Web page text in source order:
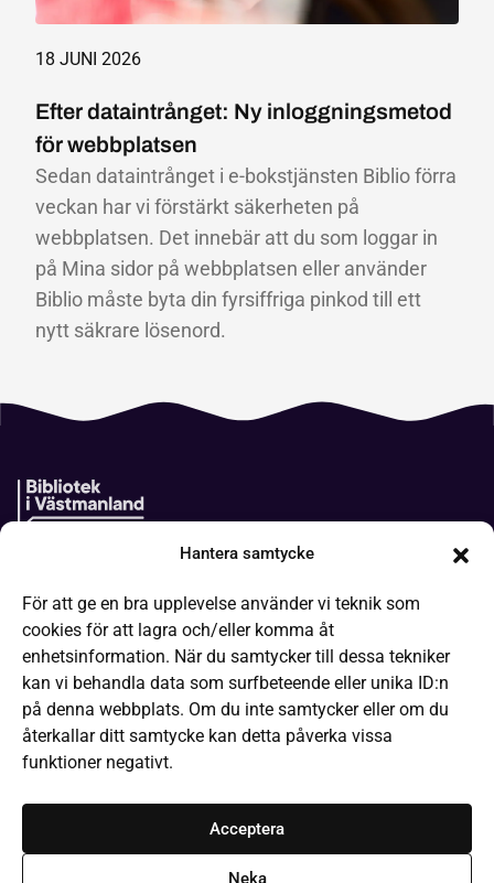
Hantera samtycke
För att ge en bra upplevelse använder vi teknik som
cookies för att lagra och/eller komma åt
enhetsinformation. När du samtycker till dessa tekniker
kan vi behandla data som surfbeteende eller unika ID:n
på denna webbplats. Om du inte samtycker eller om du
återkallar ditt samtycke kan detta påverka vissa
funktioner negativt.
Acceptera
Neka
18 JUNI 2026
Efter dataintrånget: Ny inloggningsmetod
för webbplatsen
Sedan dataintrånget i e-bokstjänsten Biblio förra
veckan har vi förstärkt säkerheten på
webbplatsen. Det innebär att du som loggar in
på Mina sidor på webbplatsen eller använder
Biblio måste byta din fyrsiffriga pinkod till ett
nytt säkrare lösenord.
It-hjälp
Läsa på olika sätt
Frågor och svar
Låneregler
Kontakta webbredaktionen